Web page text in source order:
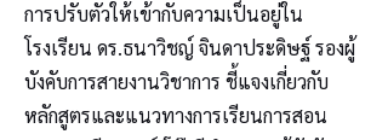
การปรับตัวให้เข้ากับความเป็นอยู่ใน
โรงเรียน ดร.ธนาวิชญ์ จินดาประดิษฐ์ รองผู้
บังคับการสายงานวิชาการ ชี้แจงเกี่ยวกับ
หลักสูตรและแนวทางการเรียนการสอน